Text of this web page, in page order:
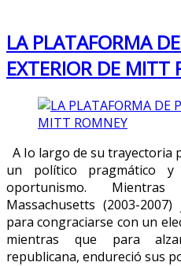
LA PLATAFORMA
EXTERIOR DE MITT
A lo largo de su trayectoria
un político pragmático
oportunismo.
Massachusetts (2003-
para congraciarse con un
mientras que para
republicana, endureció sus